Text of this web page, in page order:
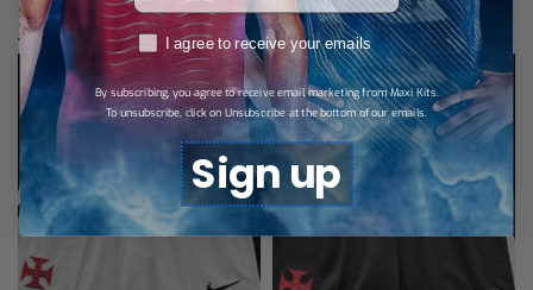
$34,56
Select options
$34,56
Select options
RGPDI agree to receive your emails
By subscribing, you agree to receive email marketing from Maxi Kits.
To unsubscribe, click on Unsubscribe at the bottom of our emails.
Sign up